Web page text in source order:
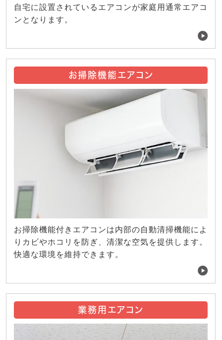
自宅に設置されているエアコンが家庭用通常エアコ
ンとなります。
お掃除機能エアコン
お掃除機能付きエアコンは内部の自動清掃機能によ
りカビやホコリを防ぎ、清潔な空気を提供します。
快適な環境を維持できます。
業務用エアコン